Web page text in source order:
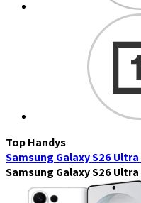
Top Handys
Samsung Galaxy S26 Ultra
Samsung Galaxy S26 Ultra